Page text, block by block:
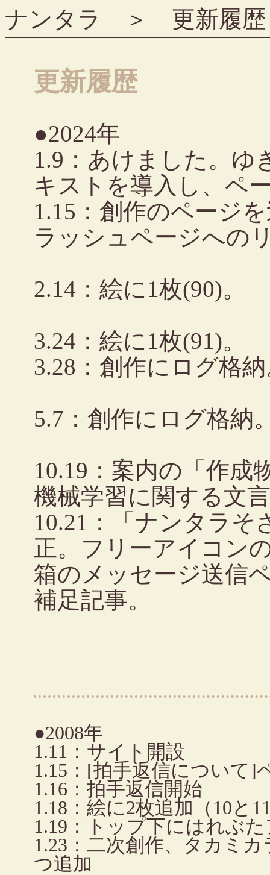
ナンタラ ＞ 更新履歴
更新履歴
●2024年
1.9：あけました。ゆ
キストを導入し、ペ
1.15：創作のページ
ラッシュページへの
2.14：絵に1枚(90)。
3.24：絵に1枚(91)。
3.28：創作にログ格
5.7：創作にログ格納
10.19：案内の「作成
機械学習に関する文
10.21：「ナンタラそ
正。フリーアイコン
箱のメッセージ送信
補足記事。
●2008年
1.11：サイト開設
1.15：[拍手返信について]
1.16：拍手返信開始
1.18：絵に2枚追加（10と
1.19：トップ下にはれぶ
1.23：二次創作、タカミ
つ追加